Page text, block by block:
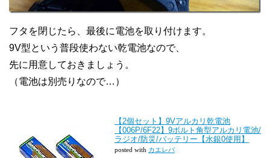
フタを閉じたら、最後に電池を取り付けます。
9V型という普段使わない乾電池なので、
先に用意しておきましょう。
（電池は別売りなので…）
【2個セット】9Vアルカリ乾電池
【006P/6F22】9ボルト角型アルカリ電池/
ラジオ/防災/バッテリー【水銀0使用】
posted with カエレバ